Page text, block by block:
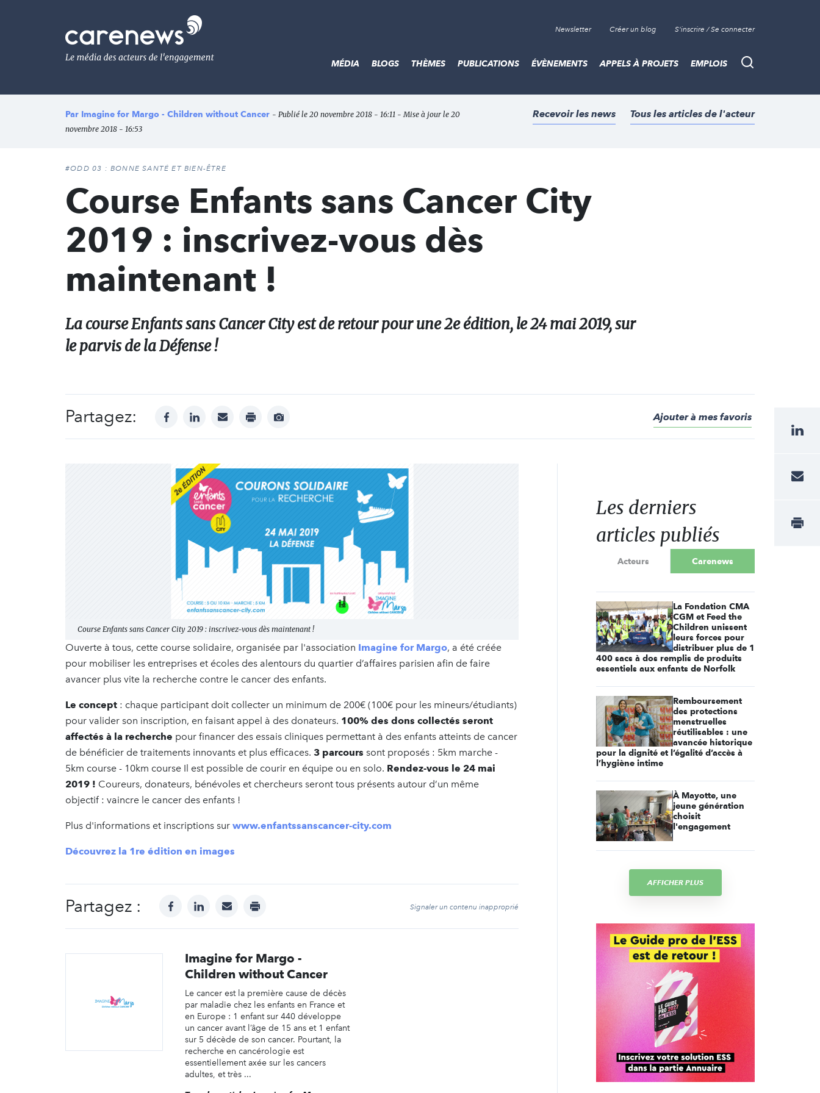
Le
média
de
l'engagement
Newsletter Créer un blog S'inscrire / Se connecter
Recherche
MÉDIA BLOGS THÈMES PUBLICATIONS ÉVÈNEMENTS APPELS À PROJETS EMPLOIS
Par Imagine for Margo - Children without Cancer - Publié le 20 novembre 2018 - 16:11 - Mise à jour le 20
novembre 2018 - 16:53
Recevoir les news Tous les articles de l'acteur
#ODD 03 : BONNE SANTÉ ET BIEN-ÊTRE
Course Enfants sans Cancer City
2019 : inscrivez-vous dès
maintenant !
La course Enfants sans Cancer City est de retour pour une 2e édition, le 24 mai 2019, sur
le parvis de la Défense !
Partagez: facebooklinkedinmail print
Afficher
Ajouter à mes favoris
Course Enfants sans Cancer City 2019 : inscrivez-vous dès maintenant !
Ouverte à tous, cette course solidaire, organisée par l'association Imagine for Margo, a été créée
pour mobiliser les entreprises et écoles des alentours du quartier d’affaires parisien afin de faire
avancer plus vite la recherche contre le cancer des enfants.
Le concept : chaque participant doit collecter un minimum de 200€ (100€ pour les mineurs/étudiants)
pour valider son inscription, en faisant appel à des donateurs. 100% des dons collectés seront
affectés à la recherche pour financer des essais cliniques permettant à des enfants atteints de cancer
de bénéficier de traitements innovants et plus efficaces. 3 parcours sont proposés : 5km marche -
5km course - 10km course Il est possible de courir en équipe ou en solo. Rendez-vous le 24 mai
2019 ! Coureurs, donateurs, bénévoles et chercheurs seront tous présents autour d’un même
objectif : vaincre le cancer des enfants !
Plus d'informations et inscriptions sur www.enfantssanscancer-city.com
Découvrez la 1re édition en images
Partagez : facebooklinkedinmail print Signaler un contenu inapproprié
Imagine for Margo -
Children without Cancer
Le cancer est la première cause de décès
par maladie chez les enfants en France et
en Europe : 1 enfant sur 440 développe
un cancer avant l’âge de 15 ans et 1 enfant
sur 5 décède de son cancer. Pourtant, la
recherche en cancérologie est
essentiellement axée sur les cancers
adultes, et très ...
Les derniers
articles publiés
Acteurs Carenews
La Fondation CMA
CGM et Feed the
Children unissent
leurs forces pour
distribuer plus de 1
400 sacs à dos remplis de produits
essentiels aux enfants de Norfolk
Remboursement
des protections
menstruelles
réutilisables : une
avancée historique
pour la dignité et l’égalité d’accès à
l’hygiène intime
À Mayotte, une
jeune génération
choisit
l'engagement
AFFICHER PLUS